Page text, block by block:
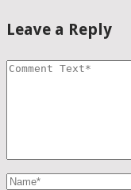
Leave a Reply